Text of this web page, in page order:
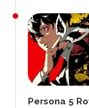
Persona 5